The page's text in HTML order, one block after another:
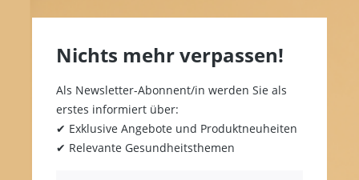
Nichts mehr verpassen!
Als Newsletter-Abonnent/in werden Sie als
erstes informiert über:
✔ Exklusive Angebote und Produktneuheiten
✔ Relevante Gesundheitsthemen